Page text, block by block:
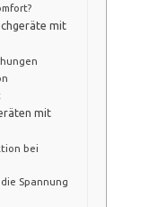
mit
mit
bei
Spannung